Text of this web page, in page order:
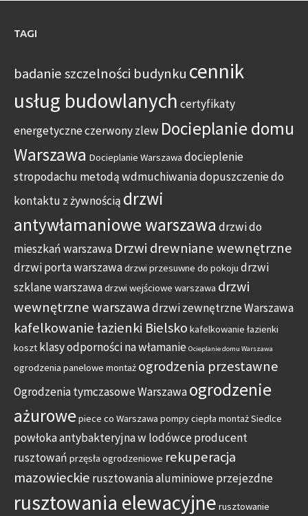
TAGI
badanie szczelności budynku cennik
usług budowlanych certyfikaty
energetyczneczerwony zlew Docieplanie domu
Warszawa Docieplanie Warszawa docieplenie
stropodachu metodą wdmuchiwaniadopuszczenie do
kontaktu z żywnością drzwi
antywłamaniowe warszawa drzwi do
mieszkań warszawa Drzwi drewniane wewnętrzne
drzwi porta warszawadrzwi przesuwne do pokoju drzwi
szklane warszawadrzwi wejściowe warszawa drzwi
wewnętrzne warszawadrzwi zewnętrzne Warszawa
kafelkowanie łazienki Bielsko kafelkowanie łazienki
koszt klasy odporności na włamanie Ocieplanie domu Warszawa
ogrodzenia panelowe montaż ogrodzenia przestawne
Ogrodzenia tymczasowe Warszawaogrodzenie
ażurowepiece co Warszawa pompy ciepła montaż Siedlce
powłoka antybakteryjna w lodówceproducent
rusztowań przęsła ogrodzeniowe rekuperacja
mazowieckie rusztowania aluminiowe przejezdne
rusztowania elewacyjne rusztowanie